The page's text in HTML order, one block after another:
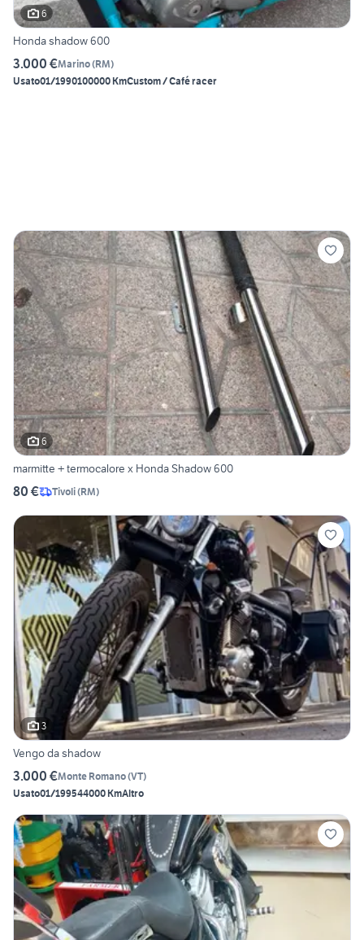
6
Honda shadow 600
3.000 €Marino(RM)
Usato01/1990100000 KmCustom / Café racer
6
marmitte + termocalore x Honda Shadow 600
80 € Tivoli(RM)
3
Vengo da shadow
3.000 €Monte Romano(VT)
Usato01/199544000 KmAltro